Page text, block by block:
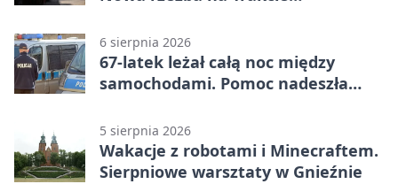
6 sierpnia 2026
67-latek leżał całą noc między
samochodami. Pomoc nadeszła
5 sierpnia 2026
Wakacje z robotami i Minecraftem.
Sierpniowe warsztaty w Gnieźnie